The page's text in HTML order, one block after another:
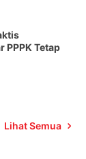
PPPK Tetap
Lihat Semua